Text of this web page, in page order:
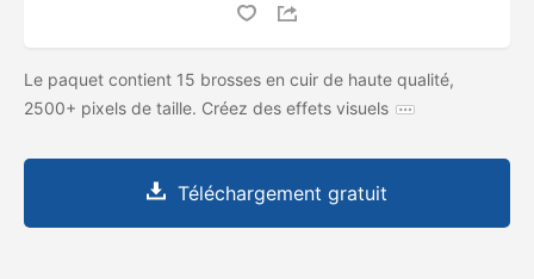
Le paquet contient 15 brosses en cuir de haute qualité,
2500+ pixels de taille. Créez des effets visuels
Téléchargement gratuit